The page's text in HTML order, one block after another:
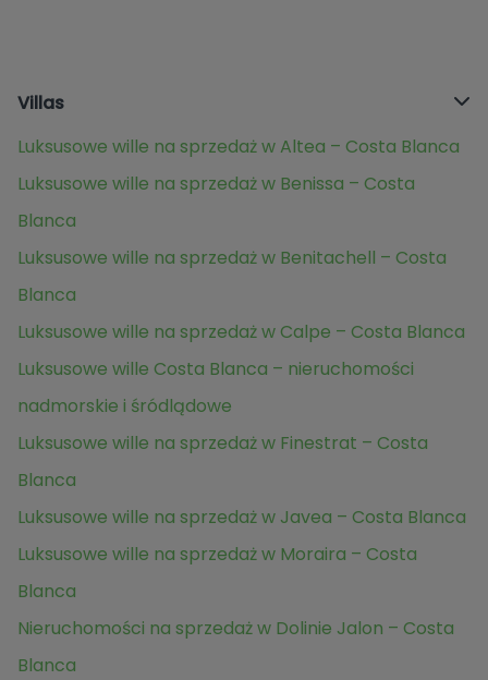
Villas
Luksusowe wille na sprzedaż w Altea – Costa Blanca
Luksusowe wille na sprzedaż w Benissa – Costa
Blanca
Luksusowe wille na sprzedaż w Benitachell – Costa
Blanca
Luksusowe wille na sprzedaż w Calpe – Costa Blanca
Luksusowe wille Costa Blanca – nieruchomości
nadmorskie i śródlądowe
Luksusowe wille na sprzedaż w Finestrat – Costa
Blanca
Luksusowe wille na sprzedaż w Javea – Costa Blanca
Luksusowe wille na sprzedaż w Moraira – Costa
Blanca
Nieruchomości na sprzedaż w Dolinie Jalon – Costa
Blanca